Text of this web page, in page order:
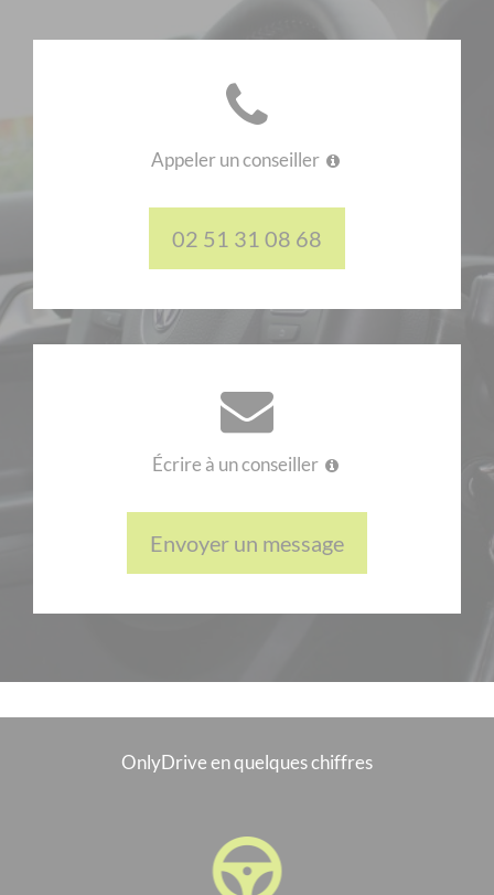
Appeler un conseiller
02 51 31 08 68
Écrire à un conseiller
Envoyer un message
OnlyDrive en quelques chiffres